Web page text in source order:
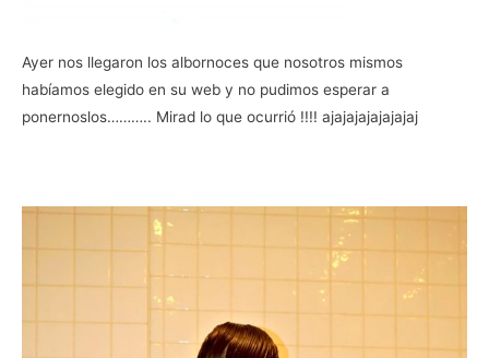
Ayer nos llegaron los albornoces que nosotros mismos
habíamos elegido en su web y no pudimos esperar a
ponernoslos……….. Mirad lo que ocurrió !!!! ajajajajajajajaj